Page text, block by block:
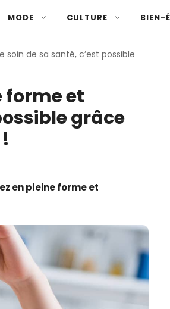
MODE CULTURE BIEN-
de sa santé, c’est possible
forme et
grâce
en pleine forme et